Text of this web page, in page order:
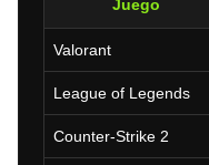
Juego
Valorant
League of Legends
Counter-Strike 2